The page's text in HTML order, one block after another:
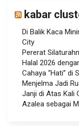
kabar
Di Balik Kaca
City
Pererat
Halal 2026
Cahaya “Hati” di
Menjelma Jadi
Janji di Atas Kali
Azalea sebagai